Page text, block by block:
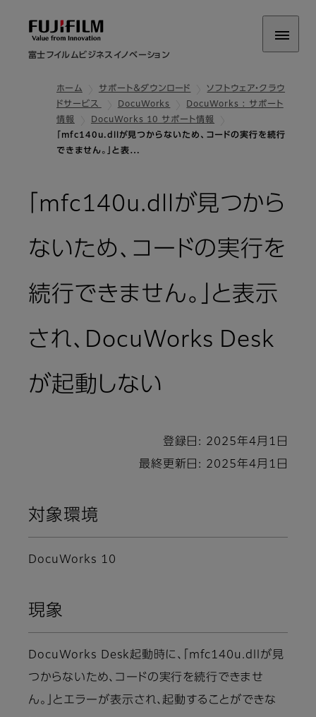
富士フイルムビジネスイノベーション
ホーム サポート＆ダウンロード
ソフトウェア・クラウ
ドサービス
DocuWorks
DocuWorks : サポート
情報
DocuWorks 10 サポート情報
「mfc140u.dllが見つからないため、コードの実行を続行
できません。」と表…
「mfc140u.dllが見つから
ないため、コードの実行を
続行できません。」と表示
され、DocuWorks Desk
が起動しない
登録日: 2025年4月1日
最終更新日: 2025年4月1日
対象環境
DocuWorks 10
現象
DocuWorks Desk起動時に、「mfc140u.dllが見
つからないため、コードの実行を続行できませ
ん。」とエラーが表示され、起動することができな